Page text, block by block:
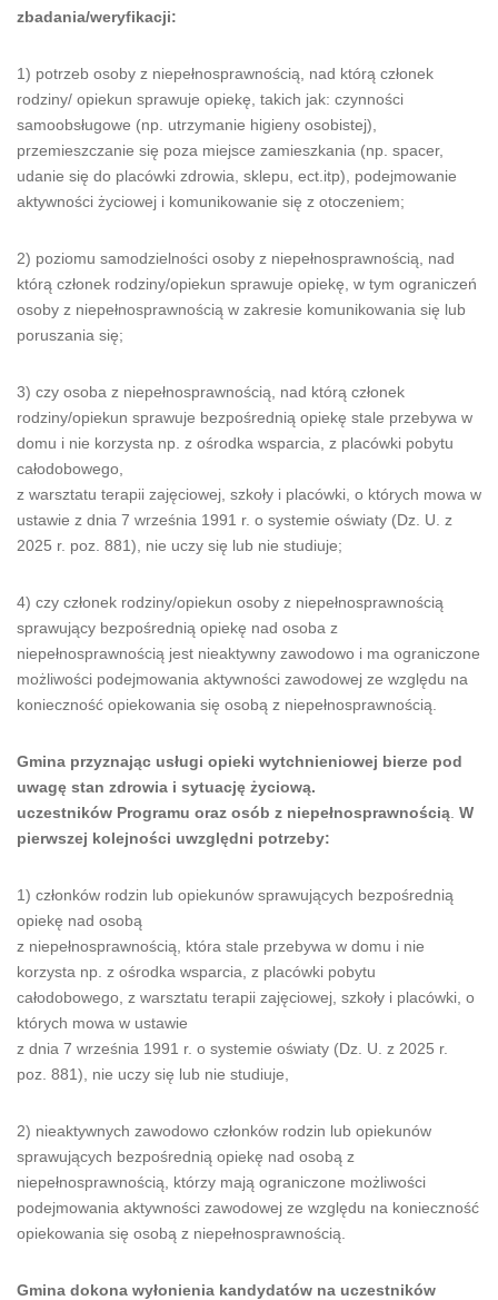
zbadania/weryfikacji:
1) potrzeb osoby z niepełnosprawnością, nad którą członek
rodziny/ opiekun sprawuje opiekę, takich jak: czynności
samoobsługowe (np. utrzymanie higieny osobistej),
przemieszczanie się poza miejsce zamieszkania (np. spacer,
udanie się do placówki zdrowia, sklepu, ect.itp), podejmowanie
aktywności życiowej i komunikowanie się z otoczeniem;
2) poziomu samodzielności osoby z niepełnosprawnością, nad
którą członek rodziny/opiekun sprawuje opiekę, w tym ograniczeń
osoby z niepełnosprawnością w zakresie komunikowania się lub
poruszania się;
3) czy osoba z niepełnosprawnością, nad którą członek
rodziny/opiekun sprawuje bezpośrednią opiekę stale przebywa w
domu i nie korzysta np. z ośrodka wsparcia, z placówki pobytu
całodobowego,
z warsztatu terapii zajęciowej, szkoły i placówki, o których mowa w
ustawie z dnia 7 września 1991 r. o systemie oświaty (Dz. U. z
2025 r. poz. 881), nie uczy się lub nie studiuje;
4) czy członek rodziny/opiekun osoby z niepełnosprawnością
sprawujący bezpośrednią opiekę nad osoba z
niepełnosprawnością jest nieaktywny zawodowo i ma ograniczone
możliwości podejmowania aktywności zawodowej ze względu na
konieczność opiekowania się osobą z niepełnosprawnością.
Gmina przyznając usługi opieki wytchnieniowej bierze pod
uwagę stan zdrowia i sytuację życiową.
uczestników Programu oraz osób z niepełnosprawnością W
pierwszej kolejności uwzględni potrzeby:
1) członków rodzin lub opiekunów sprawujących bezpośrednią
opiekę nad osobą
z niepełnosprawnością, która stale przebywa w domu i nie
korzysta np. z ośrodka wsparcia, z placówki pobytu
całodobowego, z warsztatu terapii zajęciowej, szkoły i placówki, o
których mowa w ustawie
z dnia 7 września 1991 r. o systemie oświaty (Dz. U. z 2025 r.
poz. 881), nie uczy się lub nie studiuje,
2) nieaktywnych zawodowo członków rodzin lub opiekunów
sprawujących bezpośrednią opiekę nad osobą z
niepełnosprawnością, którzy mają ograniczone możliwości
podejmowania aktywności zawodowej ze względu na konieczność
opiekowania się osobą z niepełnosprawnością.
Gmina dokona wyłonienia kandydatów na uczestników